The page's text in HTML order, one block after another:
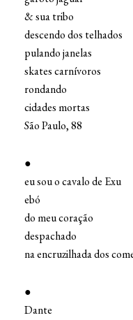
& sua tribo
descendo dos telhados
pulando janelas
skates carnívoros
rondando
cidades mortas
São Paulo, 88
●
eu sou o cavalo de Exu
ebó
do meu coração
despachado
na encruzilhada dos
●
Dante